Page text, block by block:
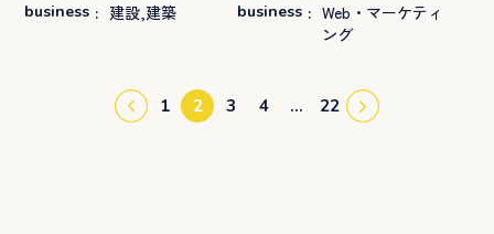
business : 建設,建築 business : Web・マーケティ
ング
1 2 3 4 … 22